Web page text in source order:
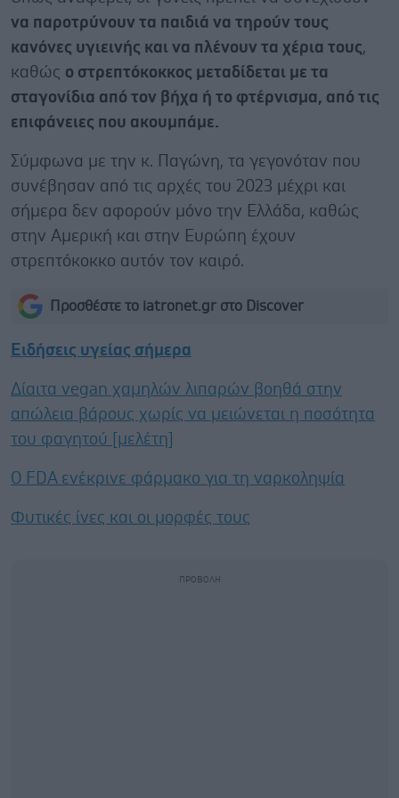
να παροτρύνουν τα παιδιά να τηρούν τους
κανόνες υγιεινής και να πλένουν τα χέρια τους,
καθώς ο στρεπτόκοκκος μεταδίδεται με τα
σταγονίδια από τον βήχα ή το φτέρνισμα, από τις
επιφάνειες που ακουμπάμε.
Σύμφωνα με την κ. Παγώνη, τα γεγονόταν που
συνέβησαν από τις αρχές του 2023 μέχρι και
σήμερα δεν αφορούν μόνο την Ελλάδα, καθώς
στην Αμερική και στην Ευρώπη έχουν
στρεπτόκοκκο αυτόν τον καιρό.
Προσθέστε το iatronet.gr στο Discover
Ειδήσεις υγείας σήμερα
Δίαιτα vegan χαμηλών λιπαρών βοηθά στην
απώλεια βάρους χωρίς να μειώνεται η ποσότητα
του φαγητού [μελέτη]
Ο FDA ενέκρινε φάρμακο για τη ναρκοληψία
Φυτικές ίνες και οι μορφές τους